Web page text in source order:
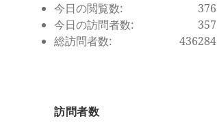
376
今日の閲覧数:
357
今日の訪問者数:
436284
総訪問者数:
訪問者数